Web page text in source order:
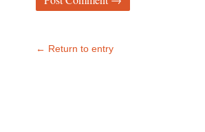
← Return to entry